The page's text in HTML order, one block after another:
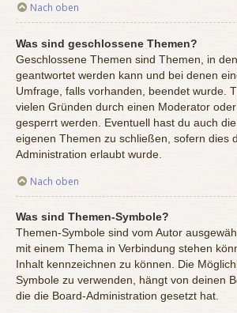
Nach oben
Was sind geschlossene Themen?
Geschlossene Themen sind Themen, in
geantwortet werden kann und bei denen
Umfrage, falls vorhanden, beendet wurde.
vielen Gründen durch einen Moderator
gesperrt werden. Eventuell hast du auch
eigenen Themen zu schließen, sofern dies
Administration erlaubt wurde.
Nach oben
Was sind Themen-Symbole?
Themen-Symbole sind vom Autor
mit einem Thema in Verbindung stehen
Inhalt kennzeichnen zu können. Die
Symbole zu verwenden, hängt von deinen
die die Board-Administration gesetzt hat.